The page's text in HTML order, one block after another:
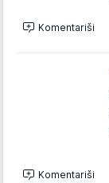
Komentariši
Komentariši